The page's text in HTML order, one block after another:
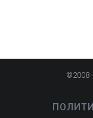
©2008